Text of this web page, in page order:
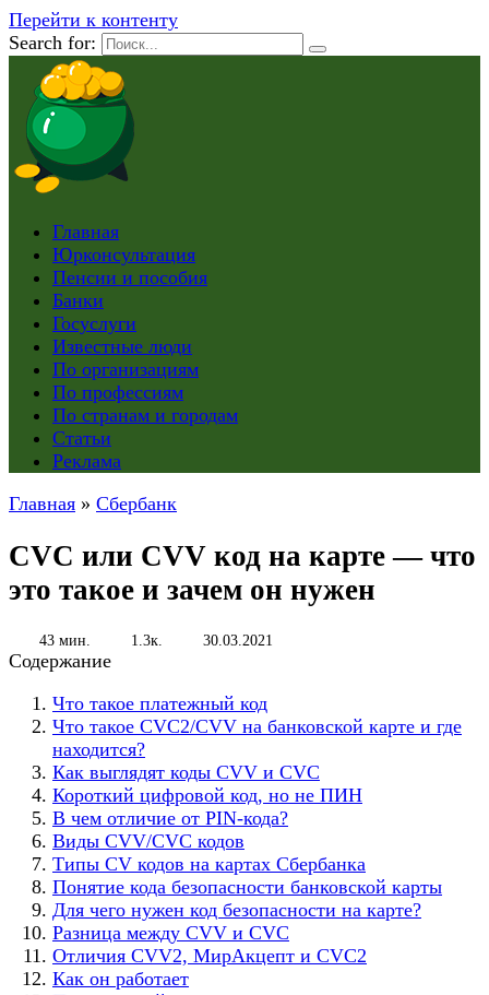
Перейти к контенту
Search for:
Главная
Юрконсультация
Пенсии и пособия
Банки
Госуслуги
Известные люди
По организациям
По профессиям
По странам и городам
Статьи
Реклама
Главная » Сбербанк
CVC или CVV код на карте — что
это такое и зачем он нужен
43 мин. 1.3к. 30.03.2021
Содержание
Что такое платежный код
Что такое CVC2/CVV на банковской карте и где
находится?
Как выглядят коды CVV и CVC
Короткий цифровой код, но не ПИН
В чем отличие от PIN-кода?
Виды CVV/CVC кодов
Типы CV кодов на картах Сбербанка
Понятие кода безопасности банковской карты
Для чего нужен код безопасности на карте?
Разница между CVV и CVC
Отличия CVV2, МирАкцепт и CVC2
Как он работает